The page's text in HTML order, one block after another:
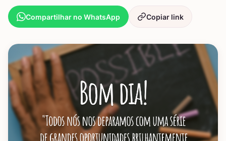
Compartilhar no WhatsApp Copiar link